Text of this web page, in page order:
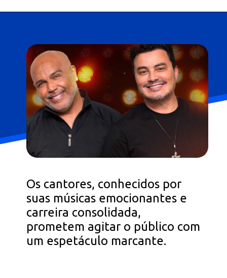
Os cantores, conhecidos por
suas músicas emocionantes e
carreira consolidada,
prometem agitar o público com
um espetáculo marcante.